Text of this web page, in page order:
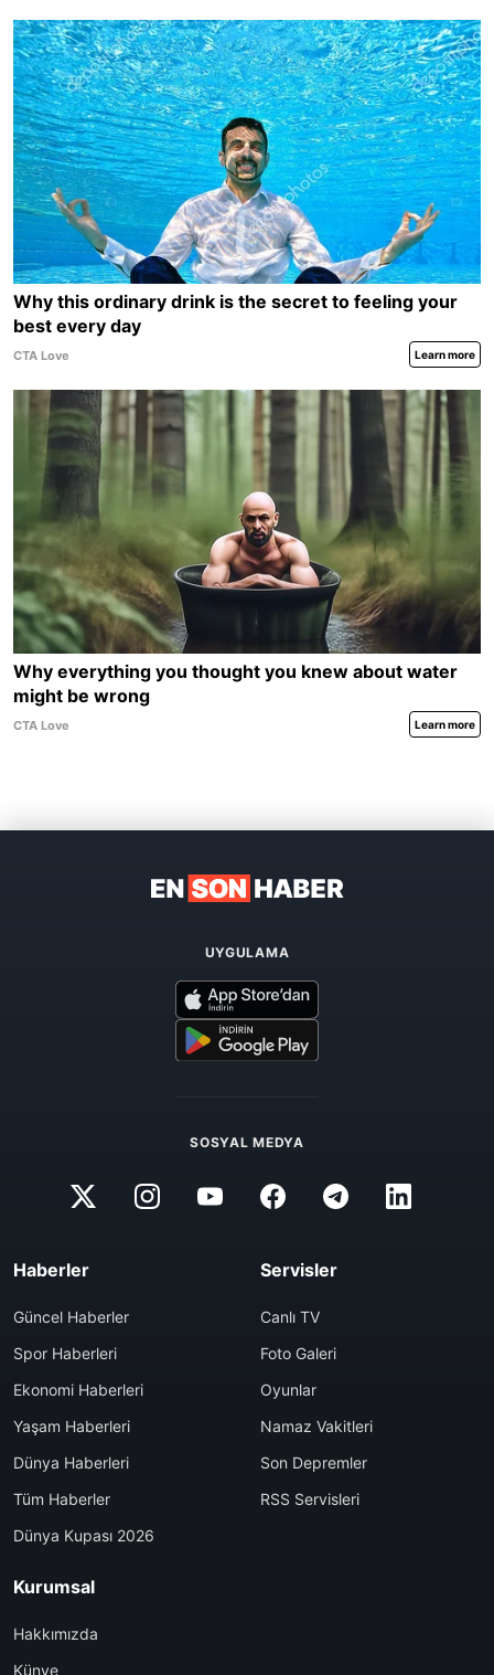
UYGULAMA
SOSYAL MEDYA
Haberler
Güncel Haberler
Spor Haberleri
Ekonomi Haberleri
Yaşam Haberleri
Dünya Haberleri
Tüm Haberler
Dünya Kupası 2026
Servisler
Canlı TV
Foto Galeri
Oyunlar
Namaz Vakitleri
Son Depremler
RSS Servisleri
Kurumsal
Hakkımızda
Künye